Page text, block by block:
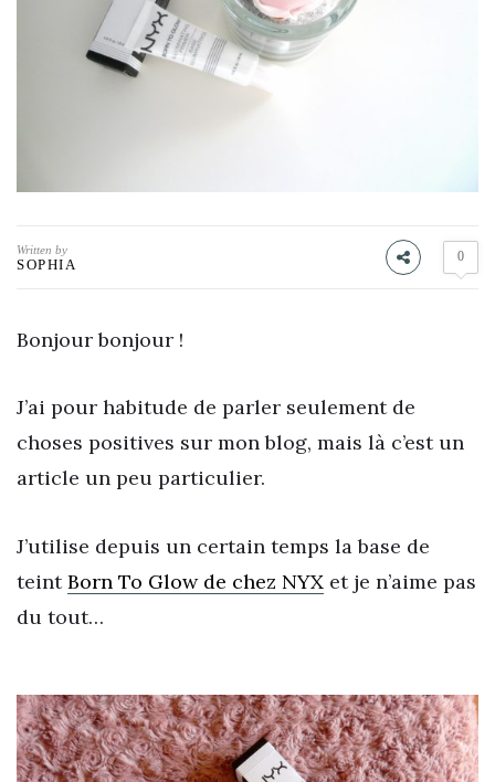
Written by
SOPHIA 0
Bonjour bonjour !
J’ai pour habitude de parler seulement de
choses positives sur mon blog, mais là c’est un
article un peu particulier.
J’utilise depuis un certain temps la base de
teintBorn To Glow de chez NYX et je n’aime pas
du tout…